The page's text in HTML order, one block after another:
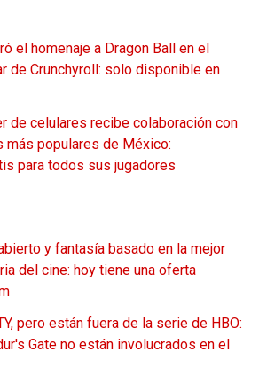
el homenaje a Dragon Ball en el
de Crunchyroll: solo disponible en
de celulares recibe colaboración con
más populares de México:
para todos sus jugadores
y fantasía basado en la mejor
del cine: hoy tiene una oferta
pero están fuera de la serie de HBO:
Gate no están involucrados en el